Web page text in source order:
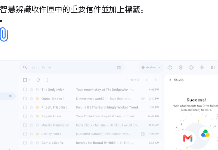
智慧辨識收件匣中的重要信件並加上標籤。